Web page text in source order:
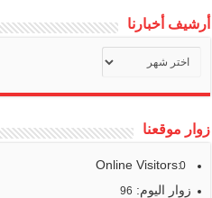
أرشيف أخبارنا
أخبارنا
زوار موقعنا
Online Visitors:
0
زوار اليوم: 96